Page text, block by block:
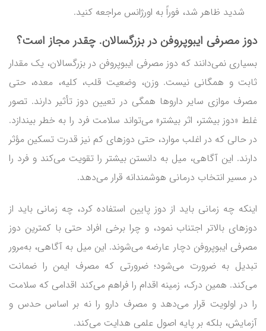
شدید ظاهر شد، فوراً به اورژانس مراجعه کنید.
دوز مصرفی ایبوپروفن در بزرگسالان. چقدر مجاز است؟
بسیاری نمی‌دانند که دوز مصرفی ایبوپروفن در بزرگسالان، یک مقدار
ثابت و همگانی نیست. وزن، وضعیت قلب، کلیه، معده، حتی
مصرف موازی سایر داروها همگی در تعیین دوز تأثیر دارند. تصور
غلط «دوز بیشتر، اثر بیشتر» می‌تواند سلامت فرد را به خطر بیندازد.
در حالی که در اغلب موارد، حتی دوزهای کم نیز قدرت تسکین مؤثر
دارند. این آگاهی، میل به دانستن بیشتر را تقویت می‌کند و فرد را
در مسیر انتخاب درمانی هوشمندانه قرار می‌دهد.
اینکه چه زمانی باید از دوز پایین استفاده کرد، چه زمانی باید از
دوزهای بالاتر اجتناب نمود، و چرا برخی افراد حتی با کمترین دوز
مصرفی ایبوپروفن دچار عارضه می‌شوند. این میل به آگاهی، به‌مرور
تبدیل به ضرورت می‌شود؛ ضرورتی که مصرف ایمن را ضمانت
می‌کند. همین درک، زمینه اقدام را فراهم می‌کند اقدامی که سلامت
را در اولویت قرار می‌دهد و مصرف دارو را نه بر اساس حدس و
آزمایش، بلکه بر پایه اصول علمی هدایت می‌کند.